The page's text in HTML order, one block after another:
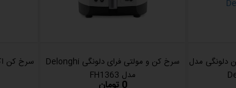
دلونگی مدل
سرخ کن و مولتی ‌فرای دلونگی Delonghi
مدل FH1363